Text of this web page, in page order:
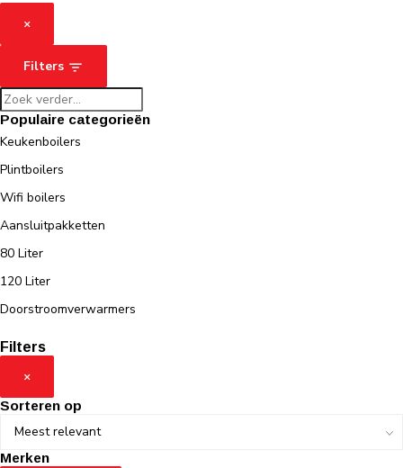
×
Filters
Populaire categorieën
Keukenboilers
Plintboilers
Wifi boilers
Aansluitpakketten
80 Liter
120 Liter
Doorstroomverwarmers
Filters
×
Sorteren op
Merken